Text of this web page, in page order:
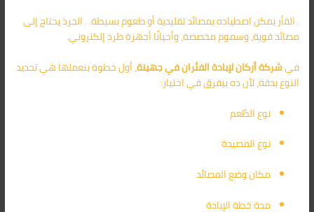
. الفأر يمكن اصطياده بمصائد تقليدية أو طعوم بسيطة. . الجرذ يحتاج إلى
مصائد قوية، وسموم مخصصة، وأحيانًا أجهزة طرد إلكتروني.
فيشركة أركان لإبادة الفئران في جهينة، أول خطوة بنعملها هي تحديد
النوع بدقة، لأن ده بيفرق في اختيار:
نوع الطُعم
نوع المصيدة
مكان وضع المصائد
مدة خطة الإبادة